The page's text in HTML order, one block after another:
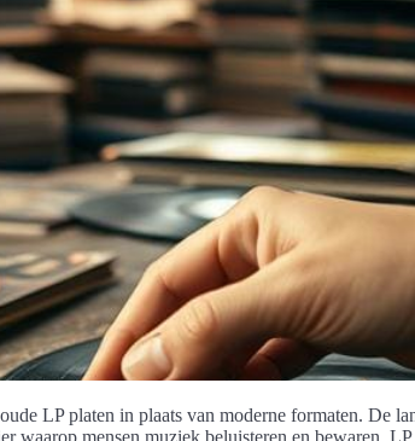
LP platen in plaats van moderne formaten. De